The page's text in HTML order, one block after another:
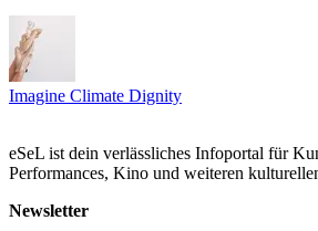
Wie hoch sind die tatsächlichen Kosten
Und wer trägt die Last des „grünen“
...Mehr lesen
Imagine Climate Dignity
eSeL ist dein verlässliches Infoportal für
Performances, Kino und weiteren
Newsletter